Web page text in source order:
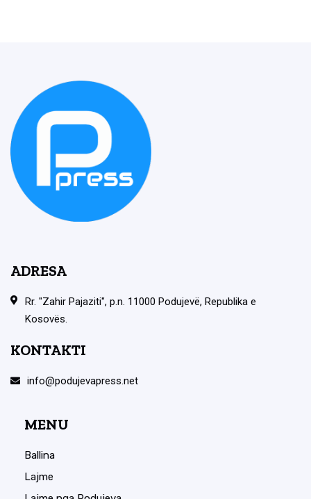
ADRESA
Rr. "Zahir Pajaziti", p.n. 11000 Podujevë, Republika e
Kosovës.
KONTAKTI
info@podujevapress.net
MENU
Ballina
Lajme